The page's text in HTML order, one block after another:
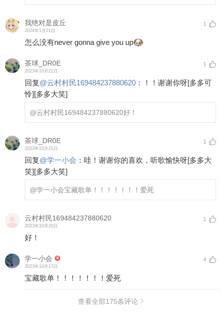
我绝对是皮丘
2024年1月21日
1
怎么没有never gonna give you up
茶球_DR0E
2023年10月21日
1
回复@云村村民169484237880620 ： ！！谢谢你呀[多多可
怜][多多大笑]
@云村村民169484237880620好！
茶球_DR0E
2023年10月21日
1
回复@学一小会 ： 哇！谢谢你的喜欢，听歌愉快呀[多多大
笑][多多大笑]
@学一小会宝藏歌单！！！！！！！爱死
云村村民169484237880620
2023年10月20日
1
好！
学一小会
2023年10月17日
4
宝藏歌单！！！！！！！爱死
查看全部175条评论